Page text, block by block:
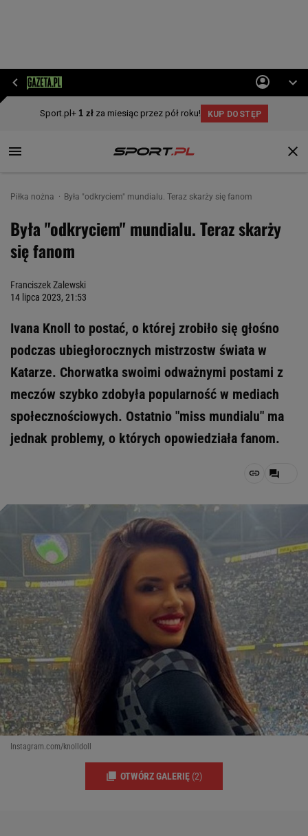
Piłka nożna Była "odkryciem" mundialu. Teraz skarży się fanom
Była "odkryciem" mundialu. Teraz skarży
się fanom
Franciszek Zalewski
14 lipca 2023, 21:53
Ivana Knoll to postać, o której zrobiło się głośno
podczas ubiegłorocznych mistrzostw świata w
Katarze. Chorwatka swoimi odważnymi postami z
meczów szybko zdobyła popularność w mediach
społecznościowych. Ostatnio "miss mundialu" ma
jednak problemy, o których opowiedziała fanom.
Instagram.com/knolldoll
OTWÓRZ GALERIĘ (2)